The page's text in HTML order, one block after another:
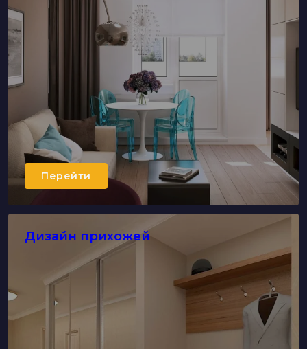
Перейти
Дизайн прихожей